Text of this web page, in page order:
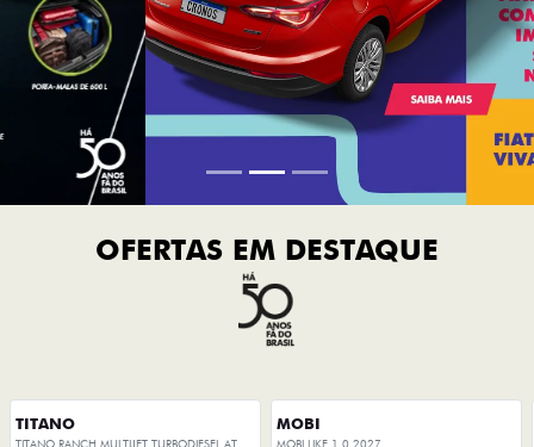
OFERTAS EM DESTAQUE
TITANO
TITANO RANCH MULTIJET TURBODIESEL AT
MOBI
MOBI LIKE 1.0 2027